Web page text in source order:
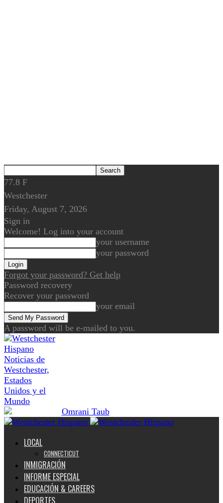
77.8 F
Westchester
Friday, August 7, 2026
Sign in
Welcome! Log into your account
your username
your password
Forgot your password? Get help
Password recovery
Recover your password
your email
A password will be e-mailed to you.
Noticias de
Westchester,
Estados
Unidos y el
Mundo
LOCAL
CONNECTICUT
INMIGRACIÓN
INFORME ESPECIAL
EDUCACIÓN & CAREERS
DEPORTES